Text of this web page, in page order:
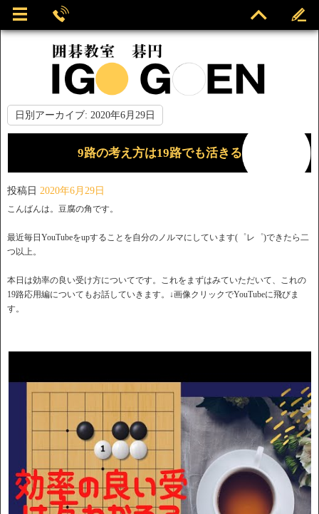
日別アーカイブ: 2020年6月29日
9路の考え方は19路でも活きる
投稿日 2020年6月29日
こんばんは。豆腐の角です。
最近毎日YouTubeをupすることを自分のノルマにしています(゜レ゜)できたら二
つ以上。
本日は効率の良い受け方についてです。これをまずはみていただいて、これの
19路応用編についてもお話していきます。↓画像クリックでYouTubeに飛びま
す。